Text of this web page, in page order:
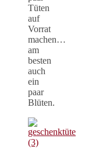
Tüten
auf
Vorrat
machen…
am
besten
auch
ein
paar
Blüten.